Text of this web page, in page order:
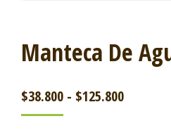
Manteca De
$38.800 - $125.800